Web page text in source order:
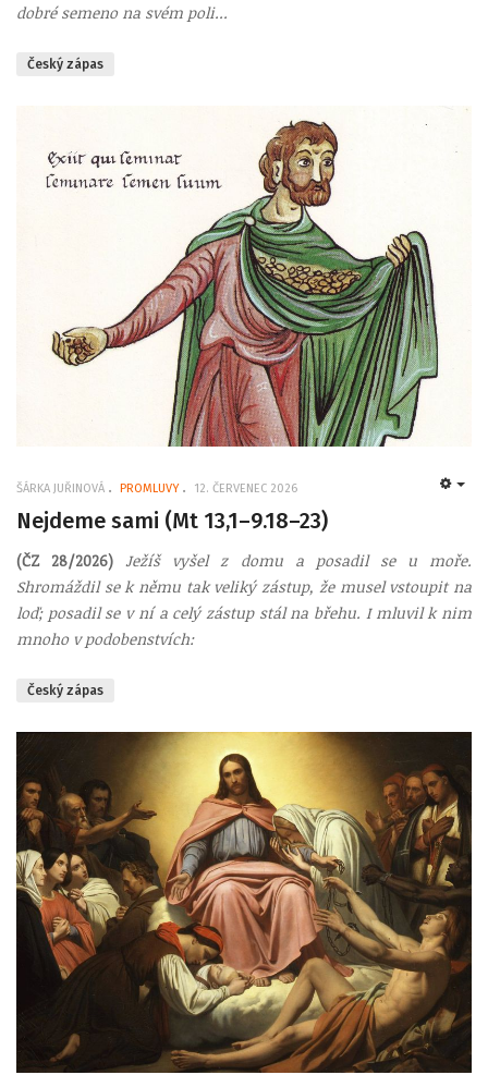
dobré semeno na svém poli...
Český zápas
ŠÁRKA JUŘINOVÁ PROMLUVY 12. ČERVENEC 2026
Nejdeme sami (Mt 13,1–9.18–23)
(ČZ 28/2026) Ježíš vyšel z domu a posadil se u moře.
Shromáždil se k němu tak veliký zástup, že musel vstoupit na
loď; posadil se v ní a celý zástup stál na břehu. I mluvil k nim
mnoho v podobenstvích:
Český zápas